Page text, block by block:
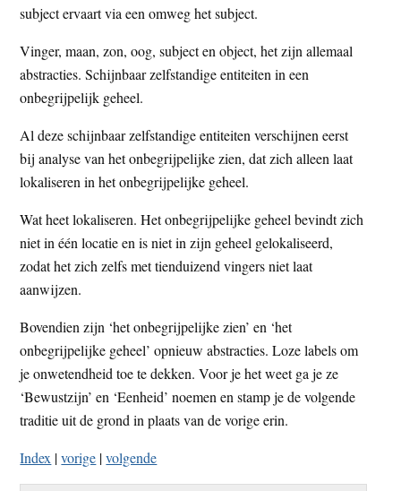
subject ervaart via een omweg het subject.
Vinger, maan, zon, oog, subject en object, het zijn allemaal
abstracties. Schijnbaar zelfstandige entiteiten in een
onbegrijpelijk geheel.
Al deze schijnbaar zelfstandige entiteiten verschijnen eerst
bij analyse van het onbegrijpelijke zien, dat zich alleen laat
lokaliseren in het onbegrijpelijke geheel.
Wat heet lokaliseren. Het onbegrijpelijke geheel bevindt zich
niet in één locatie en is niet in zijn geheel gelokaliseerd,
zodat het zich zelfs met tienduizend vingers niet laat
aanwijzen.
Bovendien zijn ‘het onbegrijpelijke zien’ en ‘het
onbegrijpelijke geheel’ opnieuw abstracties. Loze labels om
je onwetendheid toe te dekken. Voor je het weet ga je ze
‘Bewustzijn’ en ‘Eenheid’ noemen en stamp je de volgende
traditie uit de grond in plaats van de vorige erin.
Index |vorige |volgende